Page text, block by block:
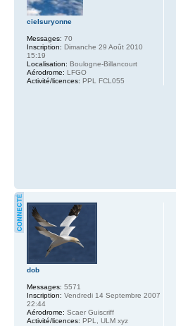
cielsuryonne
Messages: 70
Inscription: Dimanche 29 Août 2010
15:19
Localisation: Boulogne-Billancourt
Aérodrome: LFGO
Activité/licences: PPL FCL055
dob
Messages: 5571
Inscription: Vendredi 14 Septembre 2007
22:44
Aérodrome: Scaer Guiscriff
Activité/licences: PPL, ULM xyz